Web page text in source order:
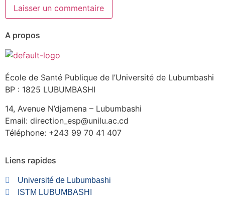
A propos
École de Santé Publique de l’Université de Lubumbashi
BP : 1825 LUBUMBASHI
14, Avenue N’djamena – Lubumbashi
Email: direction_esp@unilu.ac.cd
Téléphone: +243 99 70 41 407
Liens rapides
Université de Lubumbashi
ISTM LUBUMBASHI